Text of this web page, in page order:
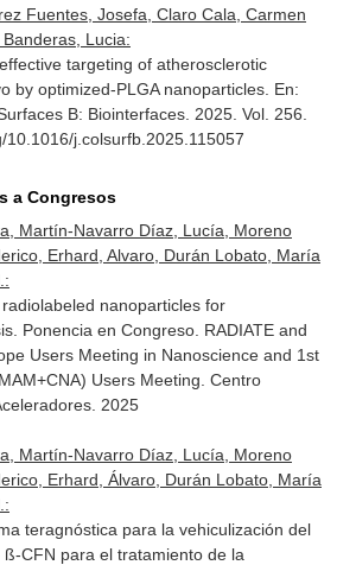
Fuentes, Josefa, Claro Cala, Carmen
Lucia:
targeting of atherosclerotic
by optimized-PLGA nanoparticles. En:
B: Biointerfaces. 2025. Vol. 256.
10.1016/j.colsurfb.2025.115057
a Congresos
Martín-Navarro Díaz, Lucía, Moreno
Erhard, Alvaro, Durán Lobato, María
nanoparticles for
Ponencia en Congreso. RADIATE and
Users Meeting in Nanoscience and 1st
Users Meeting. Centro
2025
Martín-Navarro Díaz, Lucía, Moreno
Erhard, Álvaro, Durán Lobato, María
teragnóstica para la vehiculización del
CFN para el tratamiento de la